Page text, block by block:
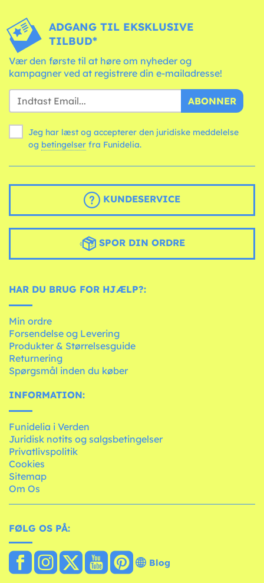
ADGANG TIL EKSKLUSIVE
TILBUD*
Vær den første til at høre om nyheder og
kampagner ved at registrere din e-mailadresse!
ABONNER
Jeg har læst og accepterer den juridiske meddelelse
og betingelser fra Funidelia.
KUNDESERVICE
SPOR DIN ORDRE
HAR DU BRUG FOR HJÆLP?:
Min ordre
Forsendelse og Levering
Produkter & Størrelsesguide
Returnering
Spørgsmål inden du køber
INFORMATION:
Funidelia i Verden
Juridisk notits og salgsbetingelser
Privatlivspolitik
Cookies
Sitemap
Om Os
FØLG OS PÅ:
Blog